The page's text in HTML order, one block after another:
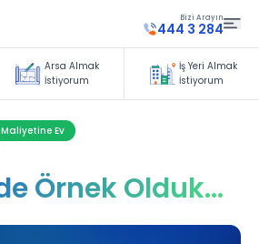
Bizi Arayın
444 3 284
Arsa Almak
İstiyorum
İş Yeri Almak
İstiyorum
Maliyetine Ev
Örnek Olduk...